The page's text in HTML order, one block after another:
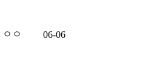
ㅇㅇ 06-06